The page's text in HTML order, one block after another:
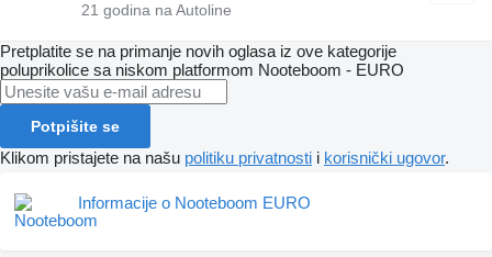
21 godina na Autoline
Pretplatite se na primanje novih oglasa iz ove kategorije
poluprikolice sa niskom platformom Nooteboom - EURO
Potpišite se
Klikom pristajete na našu politiku privatnosti i korisnički ugovor.
Informacije o Nooteboom EURO